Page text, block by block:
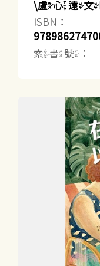
\盧心遠
ISBN：
索書號：